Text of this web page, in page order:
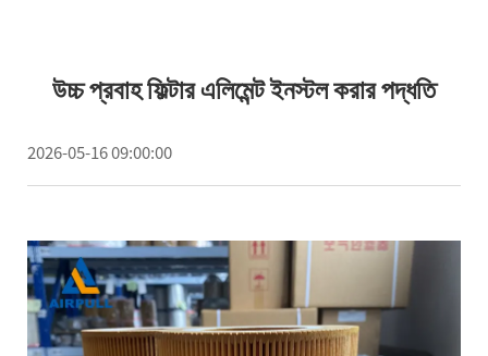
উচ্চ প্রবাহ ফিল্টার এলিমেন্ট ইনস্টল করার পদ্ধতি
2026-05-16 09:00:00